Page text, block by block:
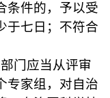
条件的，予以受
于七日；不符合
门应当从评审
专家组，对自治